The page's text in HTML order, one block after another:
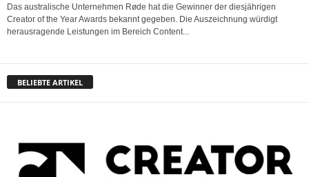
Das australische Unternehmen Røde hat die Gewinner der diesjährigen
Creator of the Year Awards bekannt gegeben. Die Auszeichnung würdigt
herausragende Leistungen im Bereich Content...
BELIEBTE ARTIKEL